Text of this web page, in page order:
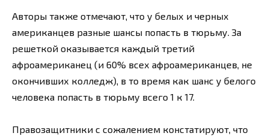
Авторы также отмечают, что у белых и черных
американцев разные шансы попасть в тюрьму. За
решеткой оказывается каждый третий
афроамериканец (и 60% всех афроамериканцев, не
окончивших колледж), в то время как шанс у белого
человека попасть в тюрьму всего 1 к 17.
Правозащитники с сожалением констатируют, что